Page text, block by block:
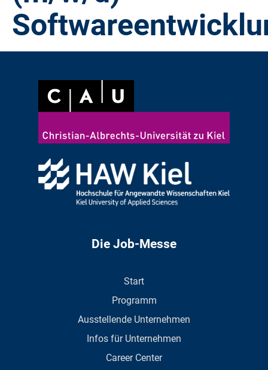
Die Job-Messe
Start
Programm
Ausstellende Unternehmen
Infos für Unternehmen
Career Center